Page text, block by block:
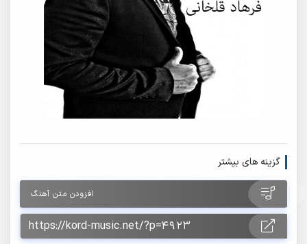
گزینه های بیشتر
افزودن متن آهنگ